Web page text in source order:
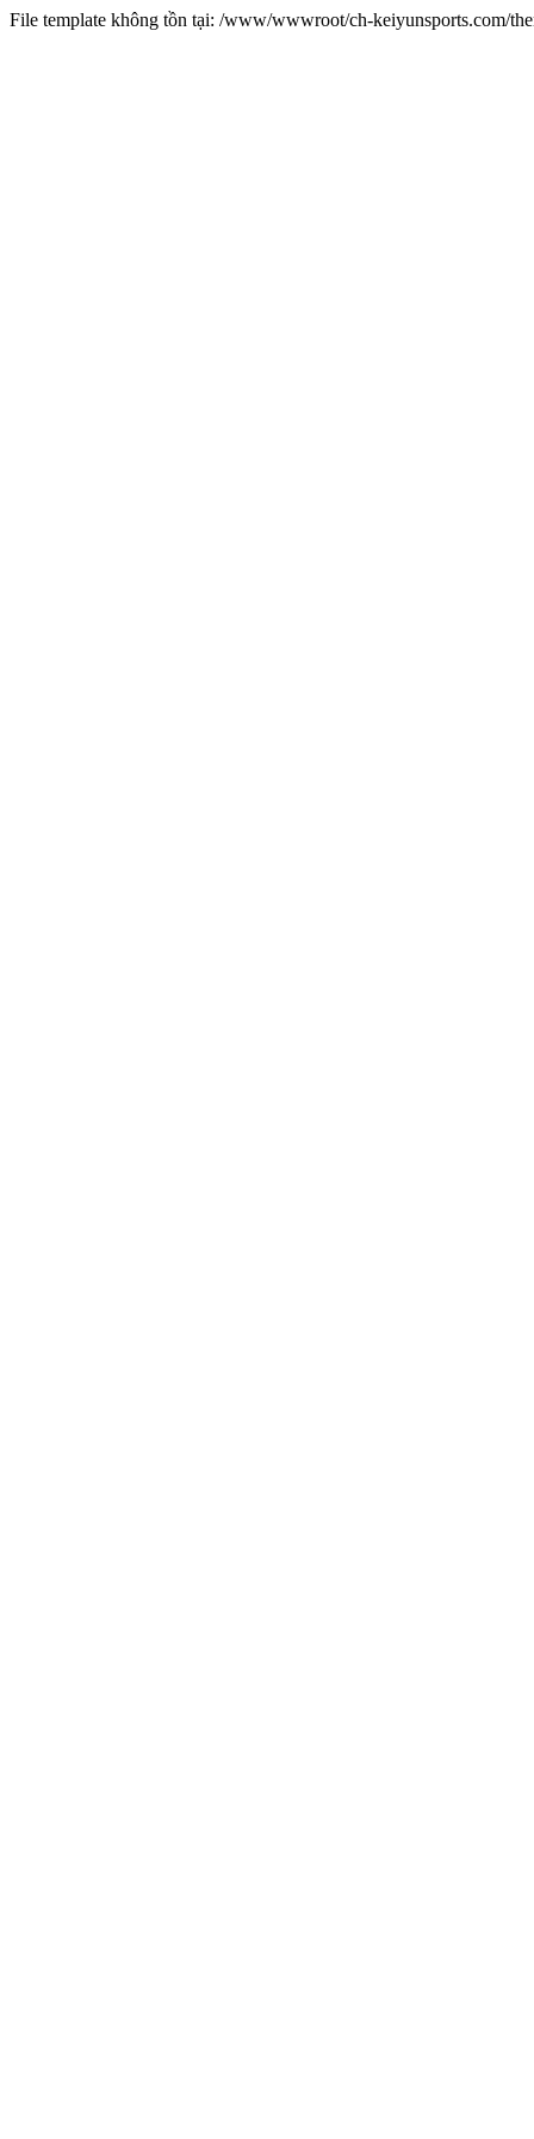
File template không tồn tại: /www/wwwroot/ch-keiyunsports.com/